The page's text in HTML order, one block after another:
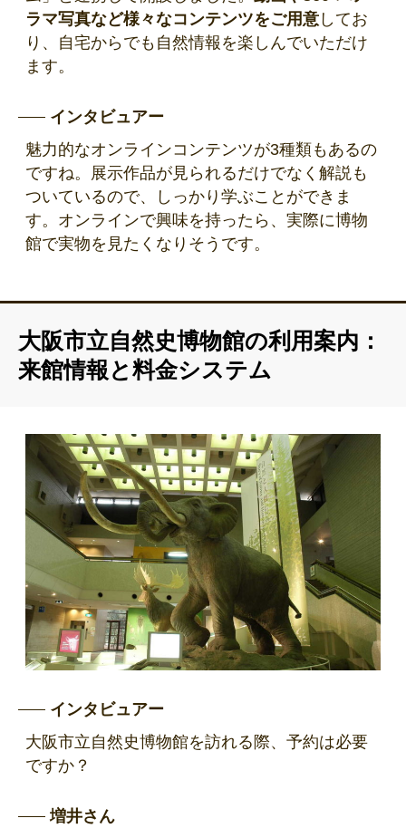
ラマ写真など様々なコンテンツをご用意 してお
り、自宅からでも自然情報を楽しんでいただけ
ます。
インタビュアー
魅力的なオンラインコンテンツが3種類もあるの
ですね。展示作品が見られるだけでなく解説も
ついているので、しっかり学ぶことができま
す。オンラインで興味を持ったら、実際に博物
館で実物を見たくなりそうです。
大阪市立自然史博物館の利用案内：
来館情報と料金システム
インタビュアー
大阪市立自然史博物館を訪れる際、予約は必要
ですか？
増井さん